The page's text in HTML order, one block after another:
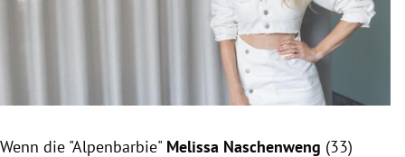
Untermenü
Untermenü
Wenn die "Alpenbarbie" Melissa Naschenweng (33)